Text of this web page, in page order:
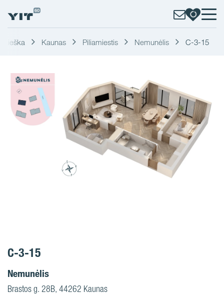
Paieška Kaunas Piliamiestis Nemunėlis C-3-15
C-3-15
Nemunėlis
Brastos g. 28B, 44262 Kaunas